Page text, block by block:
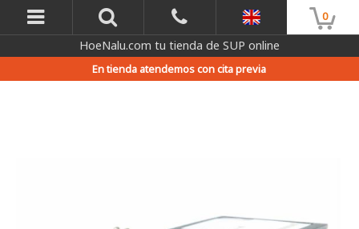
0
HoeNalu.com tu tienda de SUP online
En tienda atendemos con cita previa